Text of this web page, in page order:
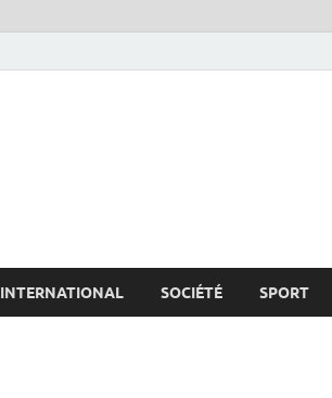
INTERNATIONAL SOCIÉTÉ SPORT